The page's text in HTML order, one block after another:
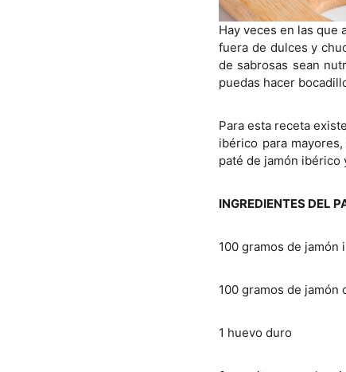
Hay veces en las que
fuera de dulces y
de sabrosas sean
puedas hacer
Para esta receta
ibérico para
paté de jamón ibérico
INGREDIENTES DEL
100 gramos de jamón
100 gramos de jamón
1 huevo duro